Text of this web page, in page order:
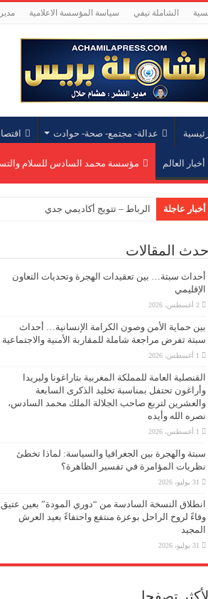
الشاملة تيفي سياسة المؤسسة الاعلامية
عدالة- مجتمع- صحة- حوادت
أخبار العالم مؤسسة محمد السادس للسلام
أخبار عاجلة الرباط – تتويج أكاديمي جديد بجامعة محم
أحدث المقالات
أحداث سبتة… بين تعقيدات الهجرة وتحديات التعاون
الإقليمي
2 أغسطس، 2026
بين حماية الأمن وصون الكرامة الإنسانية… أحداث
سبتة تفرض مراجعة شاملة للمقاربة الأمنية والاجتماعية
1 أغسطس، 2026
القنصلية العامة للمملكة المغربية بتاراغونا وليريدا
وأراغون تحتفل بمناسبة تخليد الذكرى السابعة
والعشرين لتربع صاحب الجلالة الملك محمد السادس،
نصره الله وأيده
1 أغسطس، 2026
سبتة والهجرة بين الجغرافيا والسياسة: لماذا تخطئ
نظريات المؤامرة في تفسير الظاهرة؟
31 يوليو، 2026
انطلاق النسخة السادسة من “دوري المودة” بعين عتيق
وفاءً لروح الراحل بوعزة منتفع واحتفاءً بعيد العرش
المجيد
31 يوليو، 2026